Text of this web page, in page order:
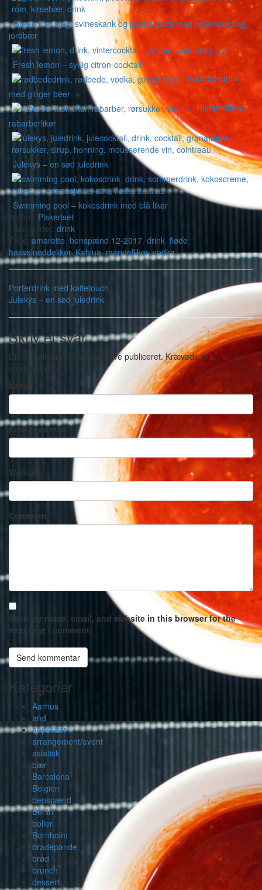
Green Ice, stegt svineskank og panna cotta med rosenvand og
jordbær
Fresh lemon – syrlig citron-cocktail
Rødbededrink
med ginger beer
Hjemmelavet
rabarberlikør
Julekys – en sød juledrink
Swimming pool – kokosdrink med blå likør
Author: Piskeriset
Filed Under: drink
Tags: amaretto, benspænd 12-2017, drink, fløde,
hasselnøddelikør,Kahlua,mandellikør,vodka
Porterdrink med kaffetouch
Julekys – en sød juledrink
Skriv et svar
Din e-mailadresse vil ikke blive publiceret. Krævede felter er
markeret med
Name *
Email Address*
Website
Comment
Save my name, email, and website in this browser for the
next time I comment.
Kategorier
Aarhus
and
appetizer
arrangement/event
asiatisk
bær
Barcelona
Belgien
benspænd
Berlin
boller
Bornholm
bradepande
brød
brunch
dessert